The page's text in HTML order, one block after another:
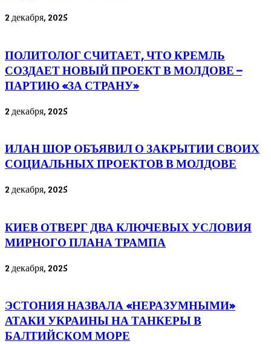
2 декабря, 2025
ПОЛИТОЛОГ СЧИТАЕТ, ЧТО КРЕМЛЬ
СОЗДАЕТ НОВЫЙ ПРОЕКТ В МОЛДОВЕ –
ПАРТИЮ «ЗА СТРАНУ»
2 декабря, 2025
ИЛАН ШОР ОБЪЯВИЛ О ЗАКРЫТИИ СВОИХ
СОЦИАЛЬНЫХ ПРОЕКТОВ В МОЛДОВЕ
2 декабря, 2025
КИЕВ ОТВЕРГ ДВА КЛЮЧЕВЫХ УСЛОВИЯ
МИРНОГО ПЛАНА ТРАМПА
2 декабря, 2025
ЭСТОНИЯ НАЗВАЛА «НЕРАЗУМНЫМИ»
АТАКИ УКРАИНЫ НА ТАНКЕРЫ В
БАЛТИЙСКОМ МОРЕ